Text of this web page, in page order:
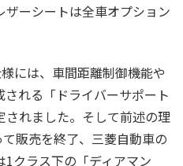
ーシートは全車オプション
には、車間距離制御機能や
れる「ドライバーサポート
されました。そして前述の理
販売を終了、三菱自動車の
1クラス下の「ディアマン